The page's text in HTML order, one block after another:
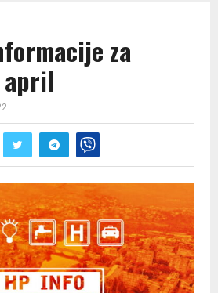
za
april